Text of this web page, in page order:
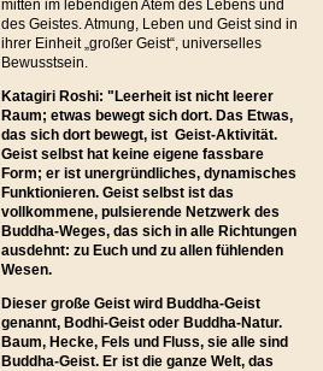
mitten im lebendigen Atem des Lebens und
des Geistes. Atmung, Leben und Geist sind in
ihrer Einheit „großer Geist“, universelles
Bewusstsein.
Katagiri Roshi: "Leerheit ist nicht leerer
Raum; etwas bewegt sich dort. Das Etwas,
das sich dort bewegt, ist Geist-Aktivität.
Geist selbst hat keine eigene fassbare
Form; er ist unergründliches, dynamisches
Funktionieren. Geist selbst ist das
vollkommene, pulsierende Netzwerk des
Buddha-Weges, das sich in alle Richtungen
ausdehnt: zu Euch und zu allen fühlenden
Wesen.
Dieser große Geist wird Buddha-Geist
genannt, Bodhi-Geist oder Buddha-Natur.
Baum, Hecke, Fels und Fluss, sie alle sind
Buddha-Geist. Er ist die ganze Welt, das